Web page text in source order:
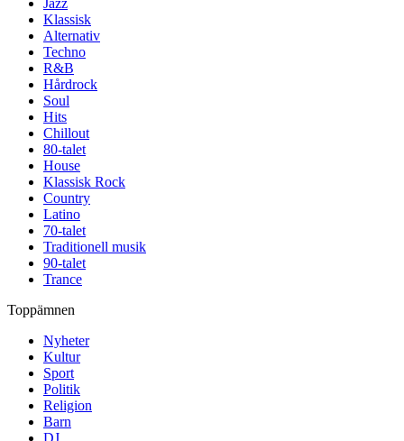
Jazz
Klassisk
Alternativ
Techno
R&B
Hårdrock
Soul
Hits
Chillout
80-talet
House
Klassisk Rock
Country
Latino
70-talet
Traditionell musik
90-talet
Trance
Toppämnen
Nyheter
Kultur
Sport
Politik
Religion
Barn